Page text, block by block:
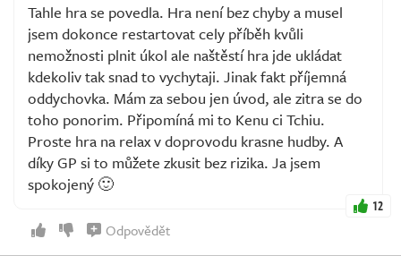
Tahle hra se povedla. Hra není bez chyby a musel
jsem dokonce restartovat cely příběh kvůli
nemožnosti plnit úkol ale naštěstí hra jde ukládat
kdekoliv tak snad to vychytaji. Jinak fakt příjemná
oddychovka. Mám za sebou jen úvod, ale zitra se do
toho ponorim. Připomíná mi to Kenu ci Tchiu.
Proste hra na relax v doprovodu krasne hudby. A
díky GP si to můžete zkusit bez rizika. Ja jsem
spokojený 🙂
12
Odpovědět